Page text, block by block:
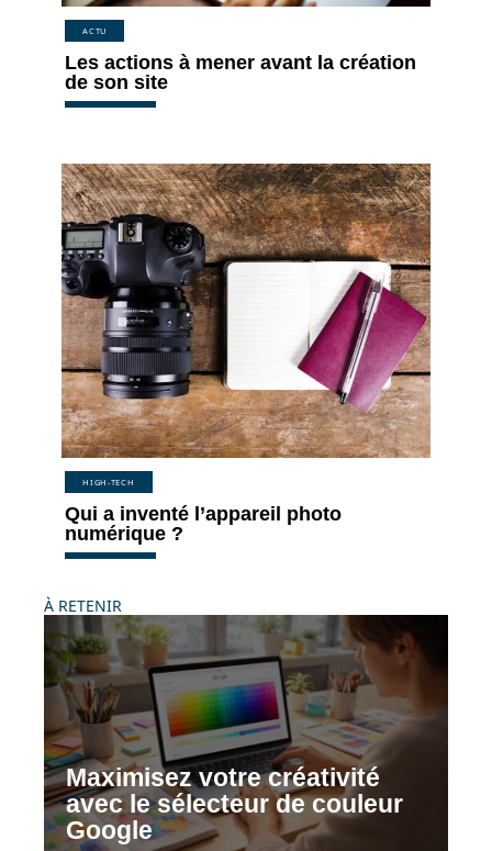
ACTU
Les actions à mener avant la création
de son site
HIGH-TECH
Qui a inventé l’appareil photo
numérique ?
À RETENIR
Maximisez votre créativité
avec le sélecteur de couleur
Google